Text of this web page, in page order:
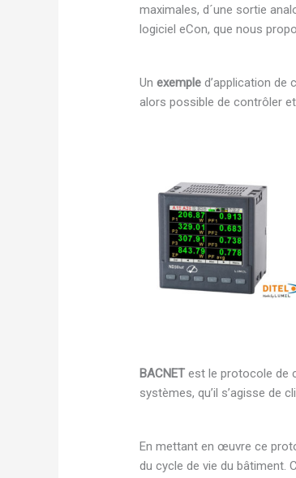
maximales, d´une sortie
logiciel eCon, que nous
Unexemple d’application de
alors possible de contrôler
BACNET est le protocole de
systèmes, qu’il s’agisse de
En mettant en œuvre ce
du cycle de vie du bâtiment.